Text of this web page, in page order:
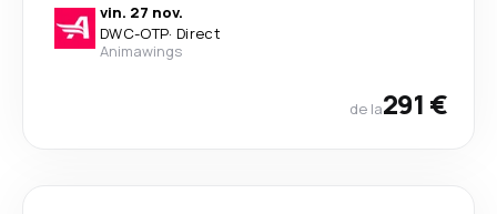
vin. 27 nov.
DWC-OTP· Direct
Animawings
de la291 €